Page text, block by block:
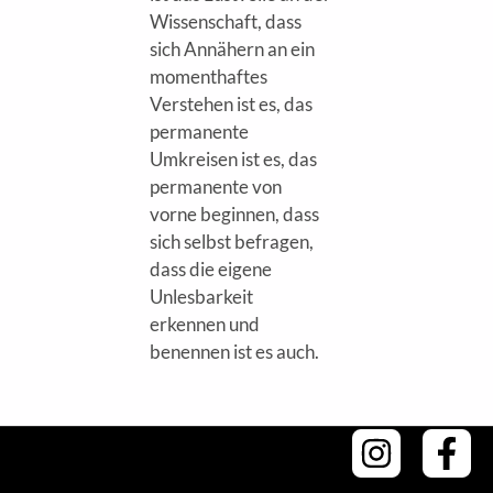
Wissenschaft, dass
sich Annähern an ein
momenthaftes
Verstehen ist es, das
permanente
Umkreisen ist es, das
permanente von
vorne beginnen, dass
sich selbst befragen,
dass die eigene
Unlesbarkeit
erkennen und
benennen ist es auch.